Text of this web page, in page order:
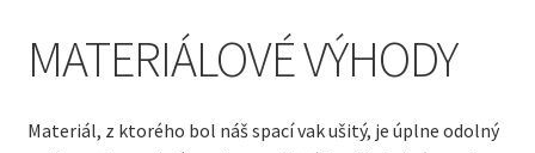
MATERIÁLOVÉ VÝHODY
Materiál, z ktorého bol náš spací vak ušitý, je úplne odolný